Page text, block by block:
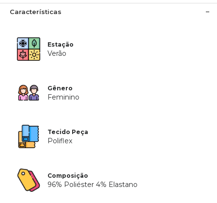
Características
Estação
Verão
Gênero
Feminino
Tecido Peça
Poliflex
Composição
96% Poliéster 4% Elastano